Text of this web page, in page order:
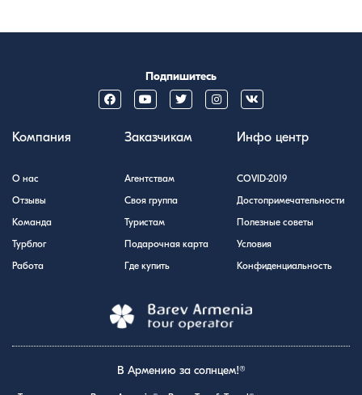
Подпишитесь
Компания
О нас
Отзывы
Команда
Турблог
Работа
Заказчикам
Агентствам
Своя группа
Туристам
Подарочная карта
Где купить
Инфо центр
COVID-2019
Достопримечательности
Полезные советы
Условия
Конфиденциальность
В Армению за солнцем!®